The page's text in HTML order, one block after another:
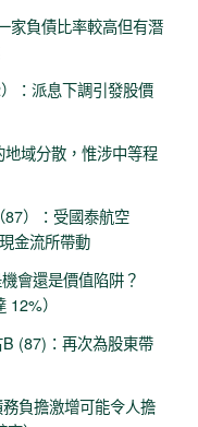
家負債比率較高但有潛
：派息下調引發股價
域分散，惟涉中等程
）：受國泰航空
金流所帶動
會還是價值陷阱？
12%）
(87)：再次為股東帶
負擔激增可能令人擔